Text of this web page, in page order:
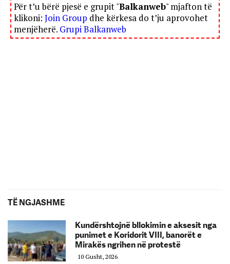
Për t’u bërë pjesë e grupit "Balkanweb" mjafton të
klikoni: Join Group dhe kërkesa do t’ju aprovohet
menjëherë. Grupi Balkanweb
TË NGJASHME
Kundërshtojnë bllokimin e aksesit nga
punimet e Koridorit VIII, banorët e
Mirakës ngrihen në protestë
10 Gusht, 2026